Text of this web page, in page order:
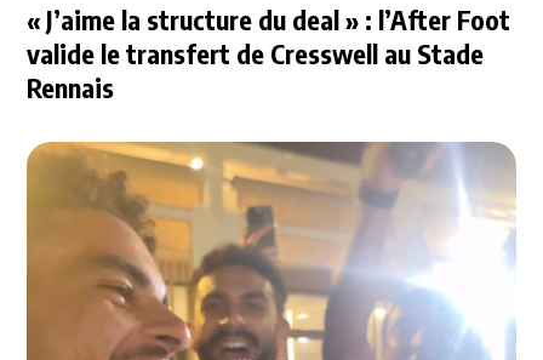
« J’aime la structure du deal » : l’After Foot
valide le transfert de Cresswell au Stade
Rennais